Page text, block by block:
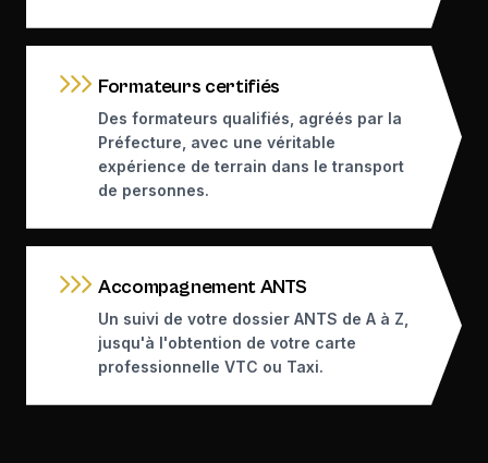
Formateurs certifiés
Des formateurs qualifiés, agréés par la
Préfecture, avec une véritable
expérience de terrain dans le transport
de personnes.
Accompagnement ANTS
Un suivi de votre dossier ANTS de A à Z,
jusqu'à l'obtention de votre carte
professionnelle VTC ou Taxi.